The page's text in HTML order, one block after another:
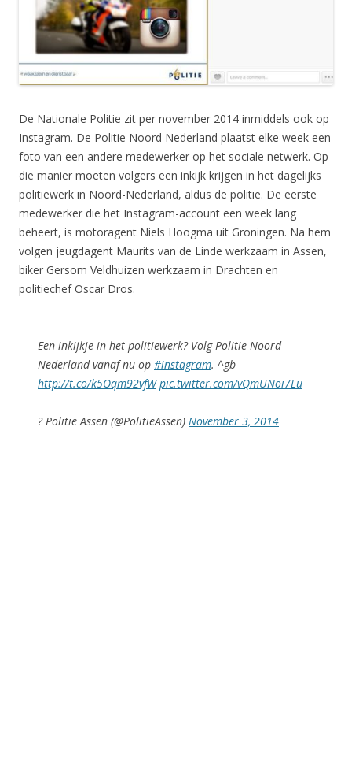
De Nationale Politie zit per november 2014 inmiddels ook op
Instagram. De Politie Noord Nederland plaatst elke week een
foto van een andere medewerker op het sociale netwerk. Op
die manier moeten volgers een inkijk krijgen in het dagelijks
politiewerk in Noord-Nederland, aldus de politie. De eerste
medewerker die het Instagram-account een week lang
beheert, is motoragent Niels Hoogma uit Groningen. Na hem
volgen jeugdagent Maurits van de Linde werkzaam in Assen,
biker Gersom Veldhuizen werkzaam in Drachten en
politiechef Oscar Dros.
Een inkijkje in het politiewerk? Volg Politie Noord-
Nederland vanaf nu op #instagram. ^gb
http://t.co/k5Oqm92vfW pic.twitter.com/vQmUNoi7Lu
? Politie Assen (@PolitieAssen) November 3, 2014